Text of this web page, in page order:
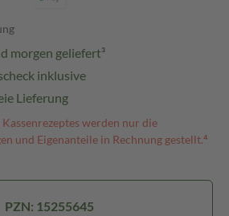
morgen geliefert³
inklusive
Lieferung
werden nur die
und Eigenanteile in Rechnung gestellt.⁴
PZN: 15255645